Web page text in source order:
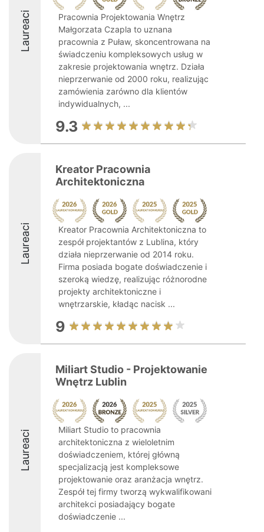
Laureaci
Pracownia Projektowania Wnętrz
Małgorzata Czapla to uznana
pracownia z Puław, skoncentrowana na
świadczeniu kompleksowych usług w
zakresie projektowania wnętrz. Działa
nieprzerwanie od 2000 roku, realizując
zamówienia zarówno dla klientów
indywidualnych, ...
9.3
Laureaci
Kreator Pracownia
Architektoniczna
Kreator Pracownia Architektoniczna to
zespół projektantów z Lublina, który
działa nieprzerwanie od 2014 roku.
Firma posiada bogate doświadczenie i
szeroką wiedzę, realizując różnorodne
projekty architektoniczne i
wnętrzarskie, kładąc nacisk ...
9
Laureaci
Miliart Studio - Projektowanie
Wnętrz Lublin
Miliart Studio to pracownia
architektoniczna z wieloletnim
doświadczeniem, której główną
specjalizacją jest kompleksowe
projektowanie oraz aranżacja wnętrz.
Zespół tej firmy tworzą wykwalifikowani
architekci posiadający bogate
doświadczenie ...